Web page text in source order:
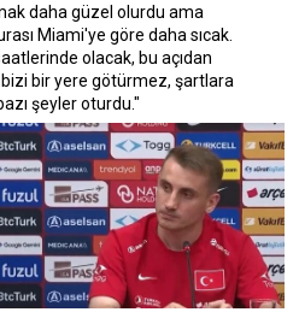
daha güzel olurdu ama
Miami'ye göre daha sıcak.
olacak, bu açıdan
bizi bir yere götürmez, şartlara
şeyler oturdu."